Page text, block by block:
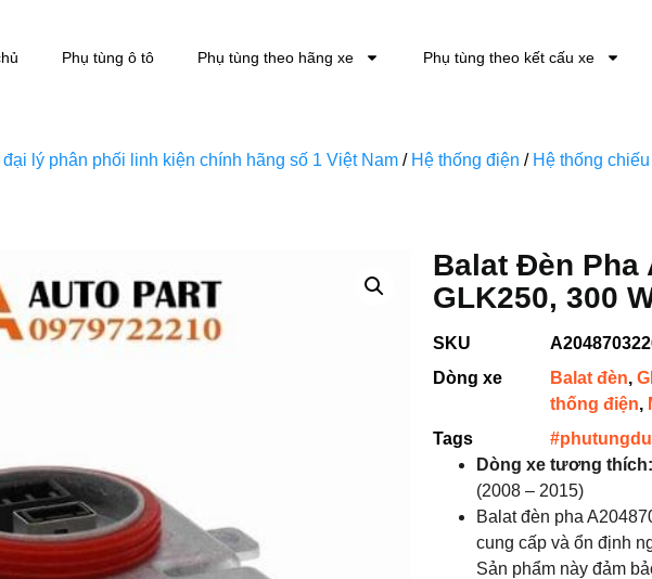
Phụ tùng ô tô Phụ tùng theo hãng xe Phụ tùng theo kết cấu xe
lý phân phối linh kiện chính hãng số 1 Việt Nam / Hệ thống điện / Hệ thống
Balat Đèn Pha
GLK250, 300
SKU
Dòng xe
Balat đèn,
thống điện,
Tags
Dòng xe tương thích:
(2008 – 2015)
Balat đèn pha
cung cấp và ổn định
Sản phẩm này đảm